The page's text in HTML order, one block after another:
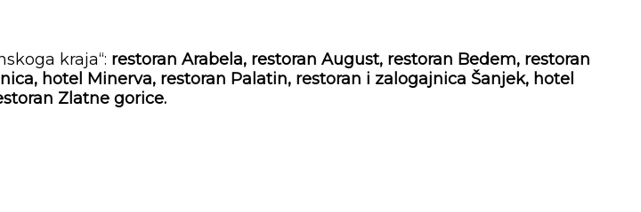
kraja“: restoran Arabela, restoran August, restoran Bedem, restoran
hotel Minerva, restoran Palatin, restoran i zalogajnica Šanjek, hotel
Zlatne gorice.